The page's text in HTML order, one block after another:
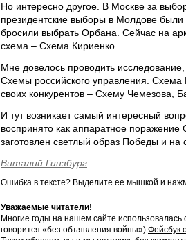
Но интересно другое. В Москве за
президентские выборы в Молдове были
бросили выбрать Орбана. Сейчас на
схема – Схема Кириенко.
Мне довелось проводить
Схемы российского управления. Схема
своих конкурентов – Схему Чемезова,
И тут возникает самый интересный
воспринято как аппаратное
заготовлен светлый образ Победы и на
Виталий Гинзбург
Ошибка в тексте? Выделите ее мышкой и
Уважаемые читатели!
Многие годы на нашем сайте
говорится «без объявления войны») Фейсбук